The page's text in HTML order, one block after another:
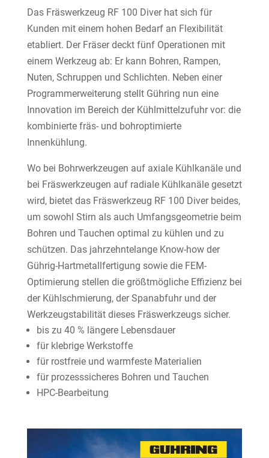
Das Fräswerkzeug RF 100 Diver hat sich für
Kunden mit einem hohen Bedarf an Flexibilität
etabliert. Der Fräser deckt fünf Operationen mit
einem Werkzeug ab: Er kann Bohren, Rampen,
Nuten, Schruppen und Schlichten. Neben einer
Programmerweiterung stellt Gühring nun eine
Innovation im Bereich der Kühlmittelzufuhr vor: die
kombinierte fräs- und bohroptimierte
Innenkühlung.
Wo bei Bohrwerkzeugen auf axiale Kühlkanäle und
bei Fräswerkzeugen auf radiale Kühlkanäle gesetzt
wird, bietet das Fräswerkzeug RF 100 Diver beides,
um sowohl Stirn als auch Umfangsgeometrie beim
Bohren und Tauchen optimal zu kühlen und zu
schützen. Das jahrzehntelange Know-how der
Gührig-Hartmetallfertigung sowie die FEM-
Optimierung stellen die größtmögliche Effizienz bei
der Kühlschmierung, der Spanabfuhr und der
Werkzeugstabilität dieses Fräswerkzeugs sicher.
bis zu 40 % längere Lebensdauer
für klebrige Werkstoffe
für rostfreie und warmfeste Materialien
für prozesssicheres Bohren und Tauchen
HPC-Bearbeitung